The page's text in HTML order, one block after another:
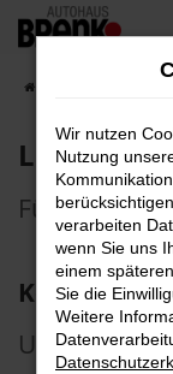
Zum
springen
Für alle, die
Unsere
Wir nutzen
Nutzung
verarbeiten
wenn Sie uns
einem
Sie die
Weitere